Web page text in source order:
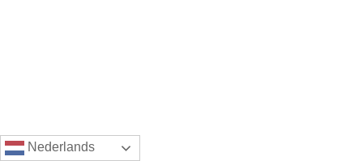
Nederlands